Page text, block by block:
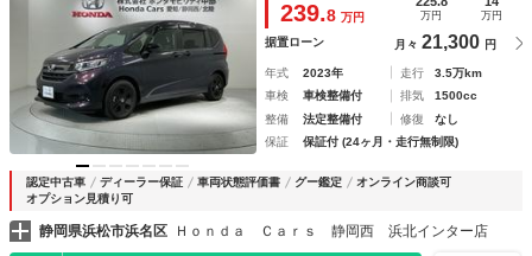
－トヒ－タ－ クルコン アルミ 239.8 万円 万円 万円
据置ローン 月々 21,300 円
年式 2023年 走行
3.5万km
車検
車検整備付 排気
1500cc
整備
法定整備付 修復
なし
保証
保証付 (24ヶ月・走行無制限)
認定中古車 ディーラー保証 車両状態評価書 グー鑑定
オンライン商談可
オプション見積り可
静岡県浜松市浜名区 Ｈｏｎｄａ Ｃａｒｓ 静岡西 浜北インター店